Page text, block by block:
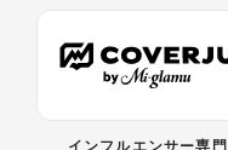
インフルエンサー専門